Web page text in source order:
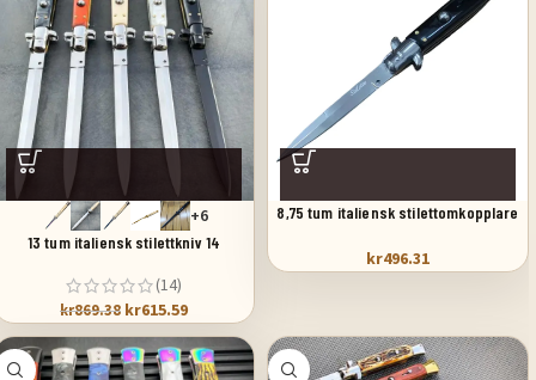
+6
13 tum italiensk stilettkniv 14
(14)
kr869.38 kr615.59
8,75 tum italiensk stilettomkopplare
kr496.31